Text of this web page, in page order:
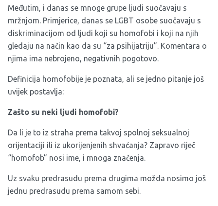
Međutim, i danas se mnoge grupe ljudi suočavaju s
mržnjom. Primjerice, danas se LGBT osobe suočavaju s
diskriminacijom od ljudi koji su homofobi i koji na njih
gledaju na način kao da su “za psihijatriju”. Komentara o
njima ima nebrojeno, negativnih pogotovo.
Definicija homofobije je poznata, ali se jedno pitanje još
uvijek postavlja:
Zašto su neki ljudi homofobi?
Da li je to iz straha prema takvoj spolnoj seksualnoj
orijentaciji ili iz ukorijenjenih shvaćanja? Zapravo riječ
“homofob” nosi ime, i mnoga značenja.
Uz svaku predrasudu prema drugima možda nosimo još
jednu predrasudu prema samom sebi.